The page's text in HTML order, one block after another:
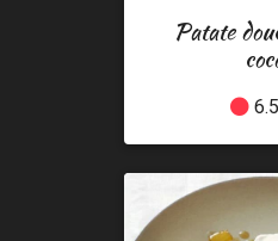
Patate